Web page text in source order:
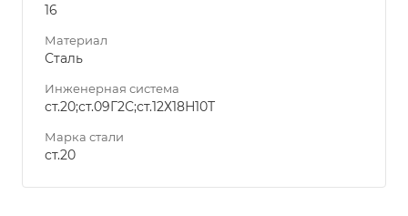
16
Материал
Сталь
Инженерная система
ст.20;ст.09Г2С;ст.12Х18Н10Т
Марка стали
ст.20